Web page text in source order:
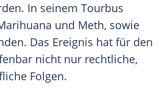
In seinem Tourbus
und Meth, sowie
Das Ereignis hat für den
nicht nur rechtliche,
Folgen.